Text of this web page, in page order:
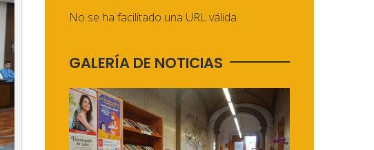
No se ha facilitado una URL válida.
GALERÍA DE NOTICIAS